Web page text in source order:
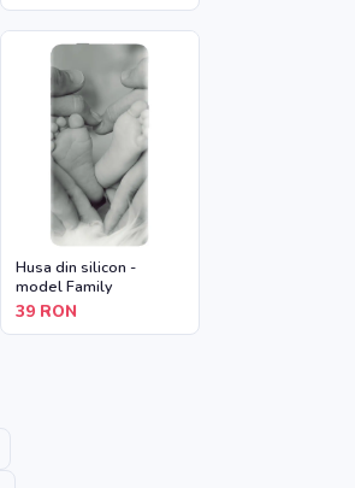
Husa din silicon -
model Family
39 RON